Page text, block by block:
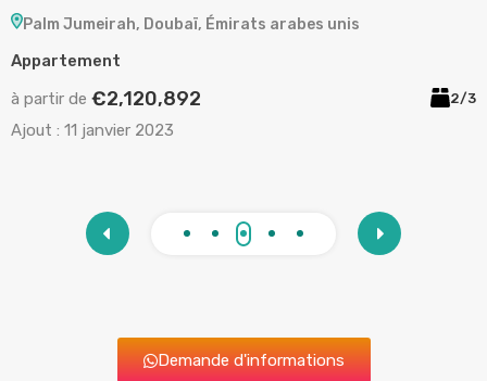
Palm Jumeirah, Doubaï, Émirats arabes unis
Appartement
à partir de €2,120,892 2/3
Ajout : 11 janvier 2023
Demande d'informations